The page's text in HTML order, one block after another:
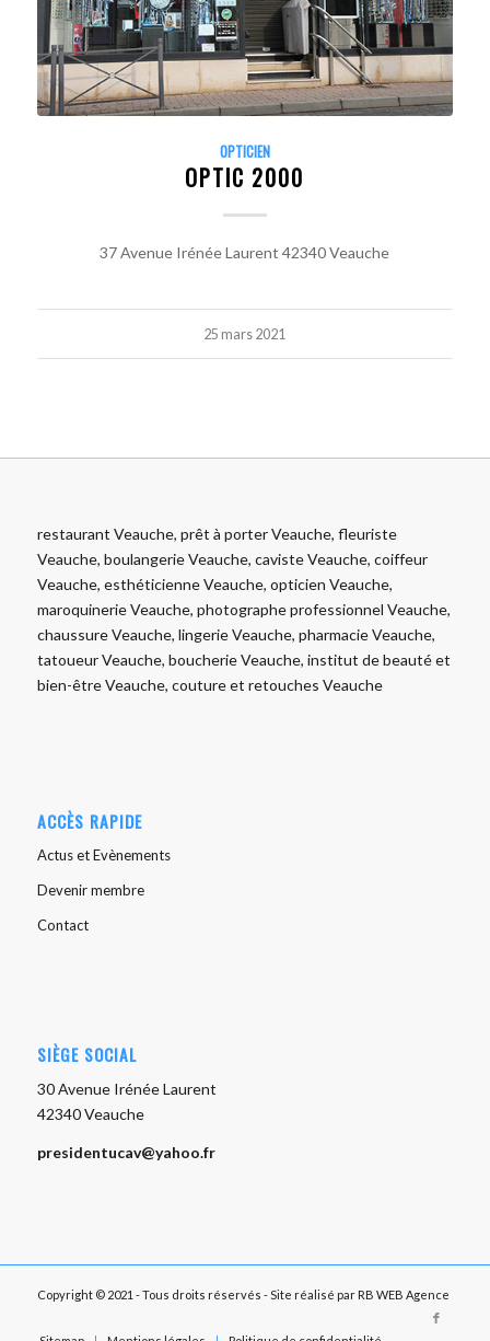
OPTICIEN
OPTIC 2000
37 Avenue Irénée Laurent 42340 Veauche
25 mars 2021
restaurant Veauche, prêt à porter Veauche, fleuriste
Veauche, boulangerie Veauche, caviste Veauche, coiffeur
Veauche, esthéticienne Veauche, opticien Veauche,
maroquinerie Veauche, photographe professionnel Veauche,
chaussure Veauche, lingerie Veauche, pharmacie Veauche,
tatoueur Veauche, boucherie Veauche, institut de beauté et
bien-être Veauche, couture et retouches Veauche
ACCÈS RAPIDE
Actus et Evènements
Devenir membre
Contact
SIÈGE SOCIAL
30 Avenue Irénée Laurent
42340 Veauche
presidentucav@yahoo.fr
Copyright © 2021 - Tous droits réservés - Site réalisé par RB WEB Agence